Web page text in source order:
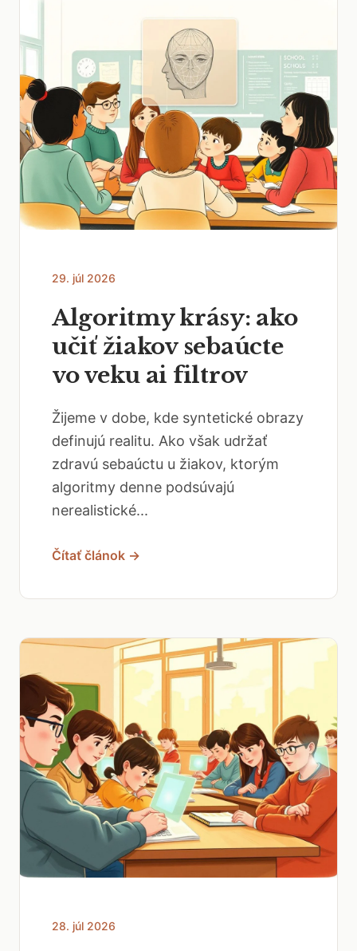
29. júl 2026
Algoritmy krásy: ako
učiť žiakov sebaúcte
vo veku ai filtrov
Žijeme v dobe, kde syntetické obrazy
definujú realitu. Ako však udržať
zdravú sebaúctu u žiakov, ktorým
algoritmy denne podsúvajú
nerealistické...
Čítať článok →
28. júl 2026